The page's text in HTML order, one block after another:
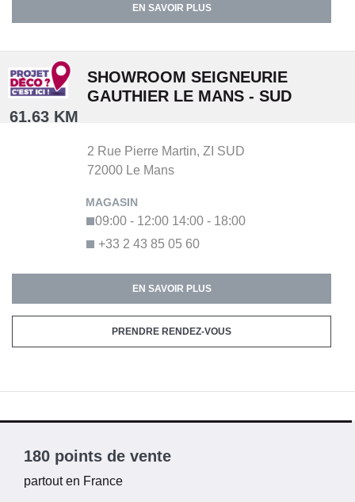
EN SAVOIR PLUS
61.63 KM
SHOWROOM SEIGNEURIE
GAUTHIER LE MANS - SUD
2 Rue Pierre Martin, ZI SUD
72000 Le Mans
+33 2 43 85 05 60
09:00 - 12:00 14:00 - 18:00
EN SAVOIR PLUS
PRENDRE RENDEZ-VOUS
180 points de vente
partout en France